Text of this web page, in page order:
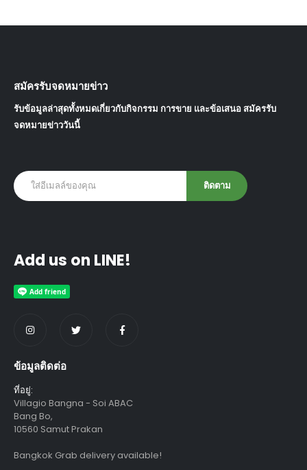
สมัครรับจดหมายข่าว
รับข้อมูลล่าสุดทั้งหมดเกี่ยวกับกิจกรรม การขาย และข้อเสนอ สมัครรับ
จดหมายข่าววันนี้
Add us on LINE!
ข้อมูลติดต่อ
ที่อยู่:
Villagio Bangna - Soi ABAC
Bang Bo,
10560 Samut Prakan
Bangkok Grab delivery available!